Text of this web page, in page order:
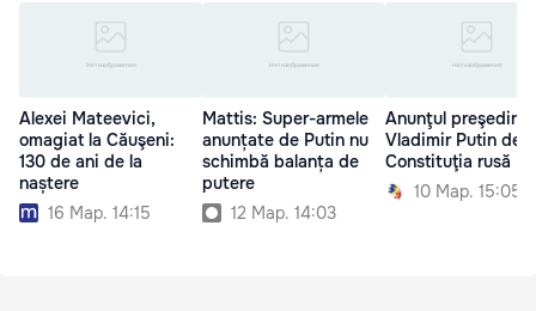
Alexei Mateevici,
omagiat la Căuşeni:
130 de ani de la
naștere
16 Мар. 14:15
Mattis: Super-armele
anunțate de Putin nu
schimbă balanța de
putere
12 Мар. 14:03
Anunţul
Vladimir Putin
Constituţia rusă
10 Мар. 15:05